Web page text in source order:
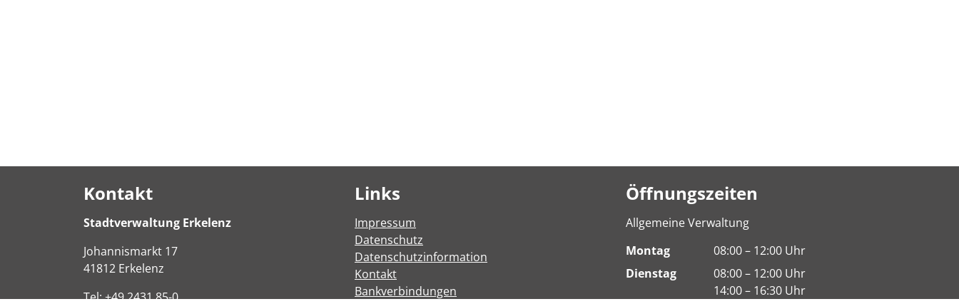
Kontakt
Stadtverwaltung Erkelenz
Johannismarkt 17
41812 Erkelenz
Tel:+49 2431 85-0
Links
Impressum
Datenschutz
Datenschutzinformation
Kontakt
Bankverbindungen
Öffnungszeiten
Allgemeine Verwaltung
Montag
08:00 – 12:00 Uhr
Dienstag
08:00 – 12:00 Uhr
14:00 – 16:30 Uhr